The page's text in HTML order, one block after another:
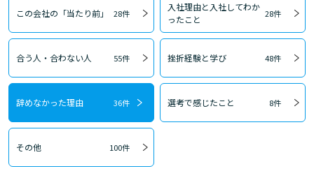
この会社の「当たり前」 28件
入社理由と入社してわか
ったこと
28件
合う人・合わない人 55件 挫折経験と学び 48件
辞めなかった理由 36件 選考で感じたこと 8件
その他 100件